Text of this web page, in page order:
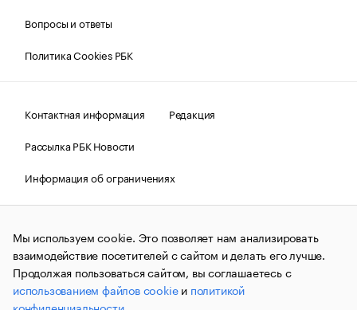
Вопросы и ответы
Политика Cookies РБК
Контактная информация
Редакция
Рассылка РБК Новости
Информация об ограничениях
Правовая информация
О соблюдении авторских прав
© АО «РОСБИЗНЕСКОНСАЛТИНГ»,1995–2026.Сообщения
и материалы информационного агентства «РБК»
(зарегистрировано Федеральной службой по надзору в сфере
связи, информационных технологий и массовых
коммуникаций (Роскомнадзор) 09.12.2015 за номером ИА
№ФС77-63848) сопровождаются пометкой «РБК». Отдельные
Мы используем cookie. Это позволяет нам анализировать
взаимодействие посетителей с сайтом и делать его лучше.
Продолжая пользоваться сайтом, вы соглашаетесь с
использованием файлов cookieи политикой